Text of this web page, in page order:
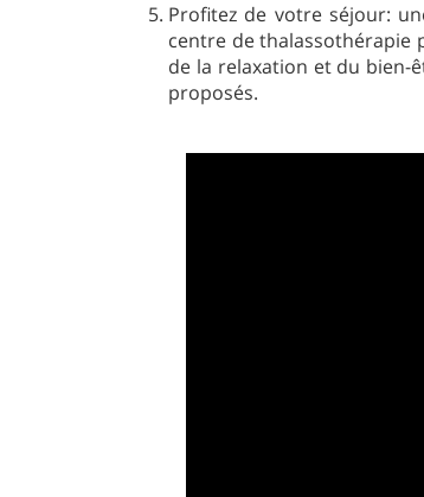
Profitez de votre séjour:
centre de thalassothérapie
de la relaxation et du
proposés.